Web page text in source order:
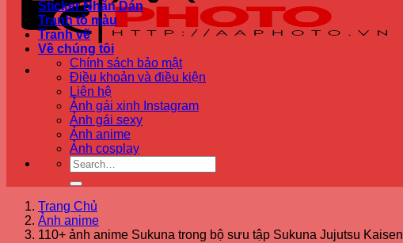
Sticker Nhãn Dán
Tranh tô màu
Tranh vẽ
Về chúng tôi
Chính sách bảo mật
Điều khoản và điều kiện
Liên hệ
Ảnh gái xinh Instagram
Ảnh gái sexy
Ảnh anime
Ảnh cosplay
Trang Chủ
Ảnh anime
110+ ảnh anime Sukuna trong bộ sưu tập Sukuna Jujutsu Kaisen